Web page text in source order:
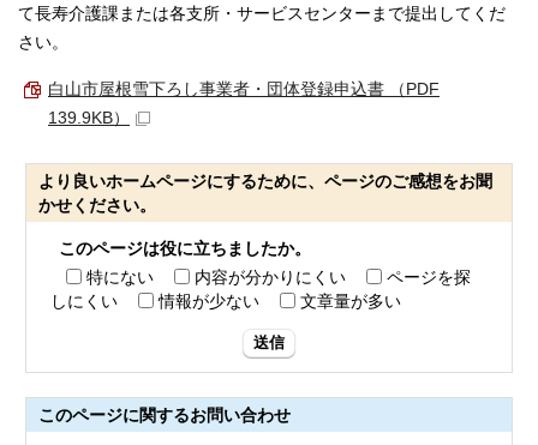
て長寿介護課または各支所・サービスセンターまで提出してくだ
さい。
白山市屋根雪下ろし事業者・団体登録申込書 （PDF
139.9KB）
より良いホームページにするために、ページのご感想をお聞
かせください。
このページは役に立ちましたか。
特にない
内容が分かりにくい
ページを探
しにくい
情報が少ない 文章量が多い
送信
このページに関するお問い合わせ